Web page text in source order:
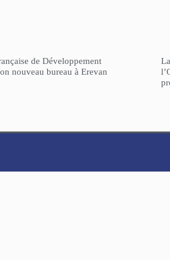
de Développement
nouveau bureau à Erevan